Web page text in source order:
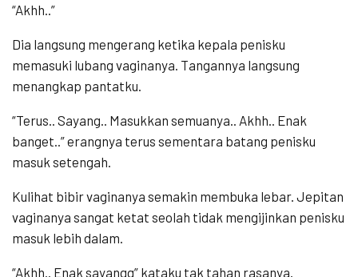
“Akhh..”
Dia langsung mengerang ketika kepala penisku
memasuki lubang vaginanya. Tangannya langsung
menangkap pantatku.
“Terus.. Sayang.. Masukkan semuanya.. Akhh.. Enak
banget..” erangnya terus sementara batang penisku
masuk setengah.
Kulihat bibir vaginanya semakin membuka lebar. Jepitan
vaginanya sangat ketat seolah tidak mengijinkan penisku
masuk lebih dalam.
“Akhh.. Enak sayangg” kataku tak tahan rasanya.